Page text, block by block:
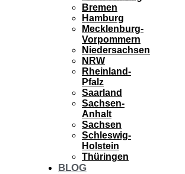
Bremen
Hamburg
Mecklenburg-
Vorpommern
Niedersachsen
NRW
Rheinland-
Pfalz
Saarland
Sachsen-
Anhalt
Sachsen
Schleswig-
Holstein
Thüringen
BLOG